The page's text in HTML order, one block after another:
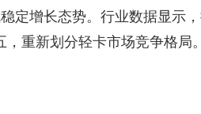
定增长态势。行业数据显示
重新划分轻卡市场竞争格局。